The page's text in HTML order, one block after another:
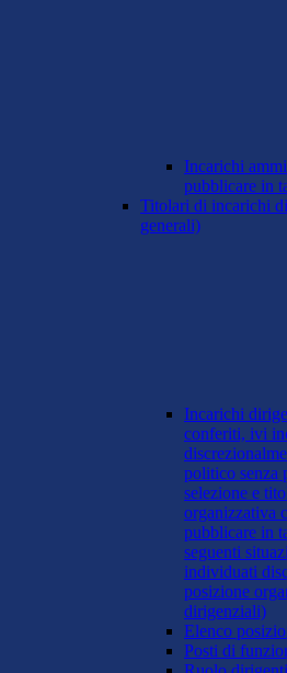
Incarichi
pubblicare in
Titolari di incarichi
generali)
Incarichi
conferiti, ivi
politico senza
selezione e
organizzativa
pubblicare in
seguenti
individuati
posizione
dirigenziali)
Elenco
Posti di